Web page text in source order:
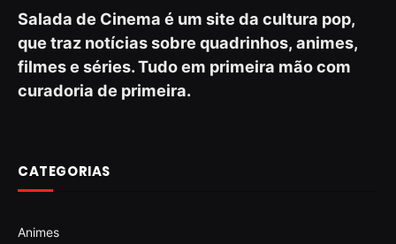
Salada de Cinema é um site da cultura pop,
que traz notícias sobre quadrinhos, animes,
filmes e séries. Tudo em primeira mão com
curadoria de primeira.
CATEGORIAS
Animes